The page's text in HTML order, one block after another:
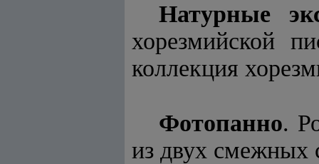
Натурные
хорезмийской
коллекция
Фотопанно.
из двух смежных